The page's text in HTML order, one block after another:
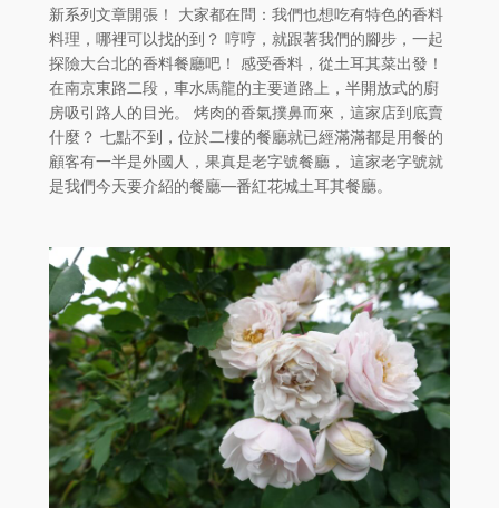
新系列文章開張！ 大家都在問：我們也想吃有特色的香料
料理，哪裡可以找的到？ 哼哼，就跟著我們的腳步，一起
探險大台北的香料餐廳吧！ 感受香料，從土耳其菜出發！
在南京東路二段，車水馬龍的主要道路上，半開放式的廚
房吸引路人的目光。 烤肉的香氣撲鼻而來，這家店到底賣
什麼？ 七點不到，位於二樓的餐廳就已經滿滿都是用餐的
顧客有一半是外國人，果真是老字號餐廳， 這家老字號就
是我們今天要介紹的餐廳—番紅花城土耳其餐廳。